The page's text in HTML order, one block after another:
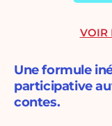
Une formule
participative
contes.
VOIR